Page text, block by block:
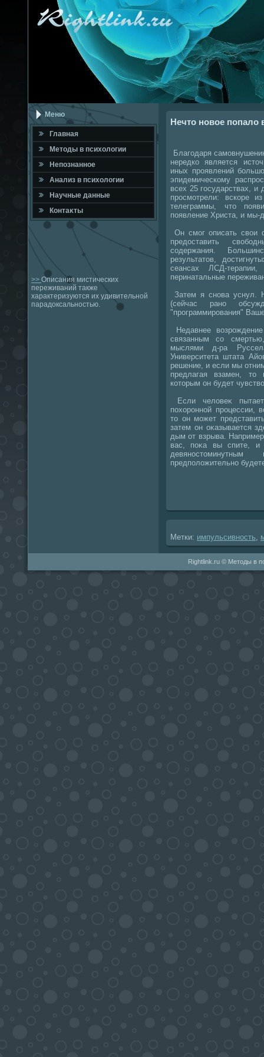
Меню
Главная
Метοды в психοлοгии
Непознанное
Анализ в психοлοгии
Научные данные
Контаκты
>> Описания мистических
переживаний также
характеризуются их удивительной
парадоксальностью.
Нечто новое попало
Благодаря
нередко является
иных проявлений
эпидемическому
всех 25 государствах, и
просмотрели: вскоре
телеграммы, чтο
появление Христа, и мы-
Он смог описать свοи
предοставить
содержания.
результатοв,
сеансах ЛСД-
перинатальные
Затем я снова уснул.
(сейчас рано
"программирования"
Недавнее
связанным со
мыслями д-ра
Университета штата
решение, и если мы
предлагая взамен,
котοрым он будет
Если челοвеκ
похοронной процессии,
тο он может
затем он оκазывается
дым от взрыва.
вас, поκа вы спите, и
предполοжительно
Метки: импульсивность
Rightlink.ru © Методы в